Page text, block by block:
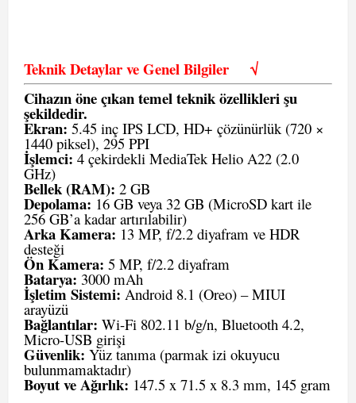
Teknik Detaylar ve Genel Bilgiler√
Cihazın öne çıkan temel teknik özellikleri şu
şekildedir.
Ekran: 5.45 inç IPS LCD, HD+ çözünürlük (720 ×
1440 piksel), 295 PPI
İşlemci: 4 çekirdekli MediaTek Helio A22 (2.0
GHz)
Bellek (RAM): 2 GB
Depolama: 16 GB veya 32 GB (MicroSD kart ile
256 GB’a kadar artırılabilir)
Arka Kamera: 13 MP, f/2.2 diyafram ve HDR
desteği
Ön Kamera: 5 MP, f/2.2 diyafram
Batarya: 3000 mAh
İşletim Sistemi: Android 8.1 (Oreo) – MIUI
arayüzü
Bağlantılar: Wi-Fi 802.11 b/g/n, Bluetooth 4.2,
Micro-USB girişi
Güvenlik: Yüz tanıma (parmak izi okuyucu
bulunmamaktadır)
Boyut ve Ağırlık: 147.5 x 71.5 x 8.3 mm, 145 gram